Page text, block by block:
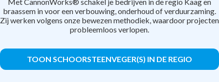
braassem in voor een verbouwing, onderhoud of verduurzaming.
Zij werken volgens onze bewezen methodiek, waardoor projecten
probleemloos verlopen.
TOON SCHOORSTEENVEGER(S) IN DE REGIO